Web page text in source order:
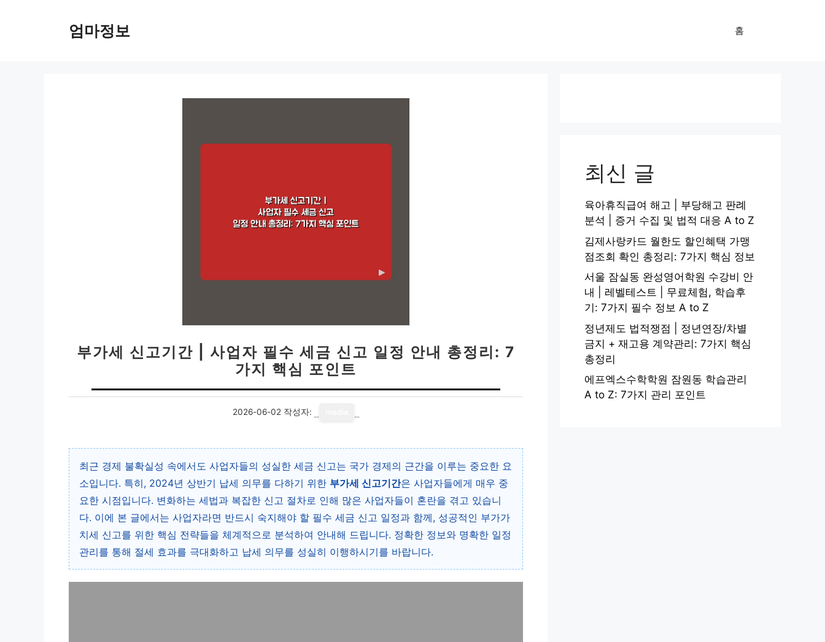
엄마정보 홈
부가세 신고기간 | 사업자 필수 세금 신고 일정 안내 총정리: 7
가지 핵심 포인트
2026-06-02 작성자:
최근 경제 불확실성 속에서도 사업자들의 성실한 세금 신고는 국가 경제의 근간을 이루는 중요한 요
소입니다. 특히, 2024년 상반기 납세 의무를 다하기 위한 부가세 신고기간은 사업자들에게 매우 중
요한 시점입니다. 변화하는 세법과 복잡한 신고 절차로 인해 많은 사업자들이 혼란을 겪고 있습니
다. 이에 본 글에서는 사업자라면 반드시 숙지해야 할 필수 세금 신고 일정과 함께, 성공적인 부가가
치세 신고를 위한 핵심 전략들을 체계적으로 분석하여 안내해 드립니다. 정확한 정보와 명확한 일정
관리를 통해 절세 효과를 극대화하고 납세 의무를 성실히 이행하시기를 바랍니다.
최신 글
육아휴직급여 해고 | 부당해고 판례
분석 | 증거 수집 및 법적 대응 A to Z
김제사랑카드 월한도 할인혜택 가맹
점조회 확인 총정리: 7가지 핵심 정보
서울 잠실동 완성영어학원 수강비 안
내 | 레벨테스트 | 무료체험, 학습후
기: 7가지 필수 정보 A to Z
정년제도 법적쟁점 | 정년연장/차별
금지 + 재고용 계약관리: 7가지 핵심
총정리
에프엑스수학학원 잠원동 학습관리
A to Z: 7가지 관리 포인트